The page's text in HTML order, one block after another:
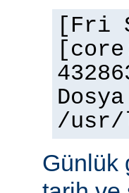
[Fri
/usr/
Günlük